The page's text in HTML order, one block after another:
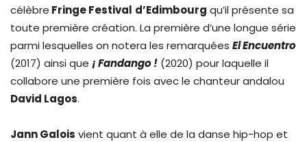
célèbre FringeFestival d’Edimbourg qu’il présente sa
toute première création. La première d’une longue série
parmi lesquelles on notera les remarquées El Encuentro
(2017) ainsi que ¡ Fandango ! (2020) pour laquelle il
collabore une première fois avec le chanteur andalou
David Lagos.
Jann Galois vient quant à elle de la danse hip-hop et